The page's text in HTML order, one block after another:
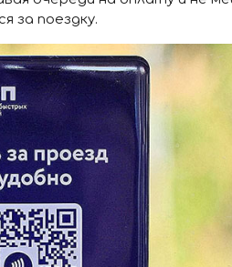
за поездку.